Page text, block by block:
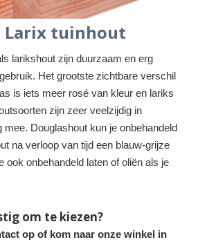
Larix tuinhout
larikshout zijn duurzaam en erg
Het grootste zichtbare verschil
is iets meer rosé van kleur en lariks
zijn zeer veelzijdig in
mee. Douglashout kun je onbehandeld
na verloop van tijd een blauw-grijze
ook onbehandeld laten of oliën als je
om te kiezen?
op of kom naar onze winkel in